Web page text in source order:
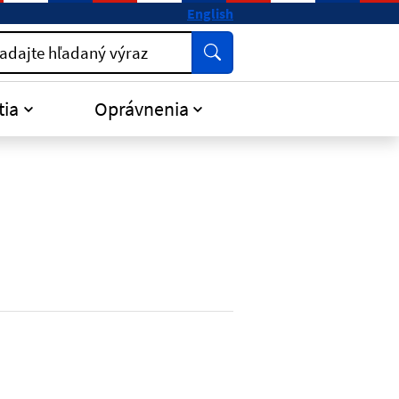
English
hľadaný výraz Vyhľadať
Oprávnenia